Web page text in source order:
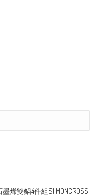
烯雙鍋4件組S1 MONCROSS